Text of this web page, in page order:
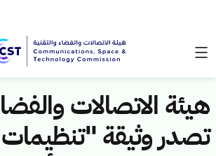
هيئة الاتصالات
تصدر وثيقة